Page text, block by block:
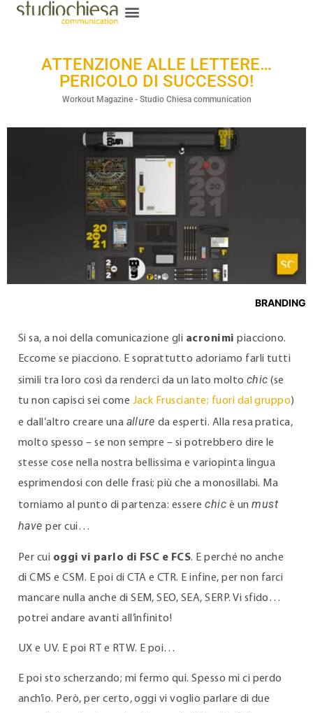
ATTENZIONE ALLE LETTERE…
PERICOLO DI SUCCESSO!
Workout Magazine - Studio Chiesa communication
BRANDING
Si sa, a noi della comunicazione gli acronimi piacciono.
Eccome se piacciono. E soprattutto adoriamo farli tutti
simili tra loro così da renderci da un lato moltochic (se
tu non capisci sei come Jack Frusciante; fuori dal gruppo)
e dall’altro creare una allure da esperti. Alla resa pratica,
molto spesso – se non sempre – si potrebbero dire le
stesse cose nella nostra bellissima e variopinta lingua
esprimendosi con delle frasi; più che a monosillabi. Ma
torniamo al punto di partenza: esserechic è unmust
haveper cui…
Per cui oggi vi parlo di FSC e FCS. E perché no anche
di CMS e CSM. E poi di CTA e CTR. E infine, per non farci
mancare nulla anche di SEM, SEO, SEA, SERP. Vi sfido…
potrei andare avanti all’infinito!
UX e UV. E poi RT e RTW. E poi…
E poi sto scherzando; mi fermo qui. Spesso mi ci perdo
anch’io. Però, per certo, oggi vi voglio parlare di due